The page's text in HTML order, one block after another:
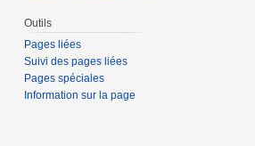
Outils
Pages liées
Suivi des pages liées
Pages spéciales
Information sur la page